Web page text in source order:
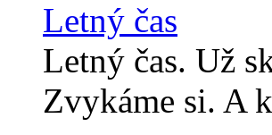
Letný čas
Letný čas. Už
Zvykáme si. A